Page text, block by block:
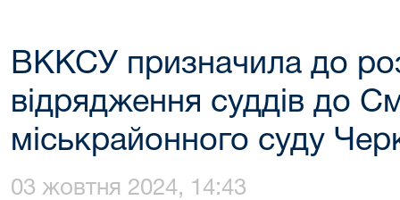
ВККСУ призначила до
відрядження суддів до
міськрайонного суду
03 жовтня 2024, 14:43